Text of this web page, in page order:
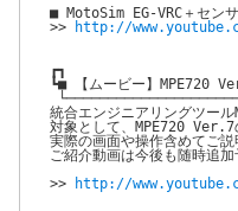
■ MotoSim EG-VRC＋セン
>>
http://
┏┓
┗■ 【ムービー】MPE720
統合エンジニアリングツー
対象として、MPE720 Ver.7
実際の画面や操作含めてご
ご紹介動画は今後も随時追
>>
http://